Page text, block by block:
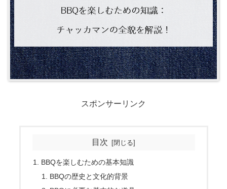
スポンサーリンク
目次
BBQを楽しむための基本知識
BBQの歴史と文化的背景